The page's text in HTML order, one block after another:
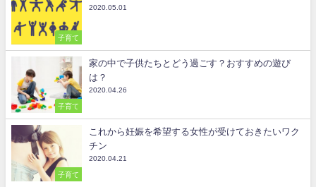
子育て
2020.05.01
子育て
家の中で子供たちとどう過ごす？おすすめの遊び
は？
2020.04.26
子育て
これから妊娠を希望する女性が受けておきたいワク
チン
2020.04.21